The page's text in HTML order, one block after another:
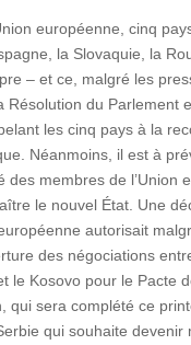
européenne, cinq
la Slovaquie, la
– et ce, malgré les
Résolution du Parlement
les cinq pays à la
Néanmoins, il est à
des membres de l’Union
le nouvel État. Une
autorisait
des négociations
le Kosovo pour le Pacte
qui sera complété ce
qui souhaite devenir